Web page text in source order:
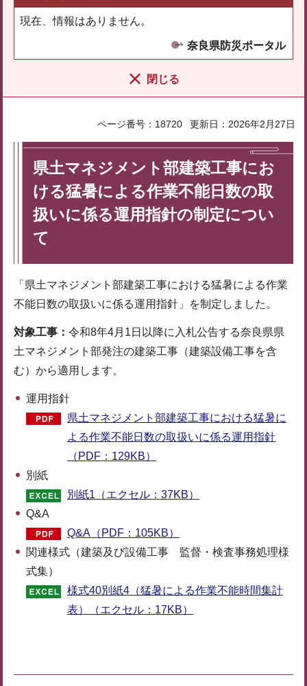
現在、情報はありません。
奈良県防災ポータル
閉じる
ページ番号：18720 更新日：2026年2月27日
県土マネジメント部建築工事にお
ける猛暑による作業不能日数の取
扱いに係る運用指針の制定につい
て
「県土マネジメント部建築工事における猛暑による作業
不能日数の取扱いに係る運用指針」を制定しました。
対象工事： 令和8年4月1日以降に入札公告する奈良県県
土マネジメント部発注の建築工事（建築設備工事を含
む）から適用します。
運用指針
県土マネジメント部建築工事における猛暑に
よる作業不能日数の取扱いに係る運用指針
（PDF：129KB）
別紙
別紙1（エクセル：37KB）
Q&A
Q&A（PDF：105KB）
関連様式（建築及び設備工事 監督・検査事務処理様
式集）
様式40別紙4（猛暑による作業不能時間集計
表）（エクセル：17KB）